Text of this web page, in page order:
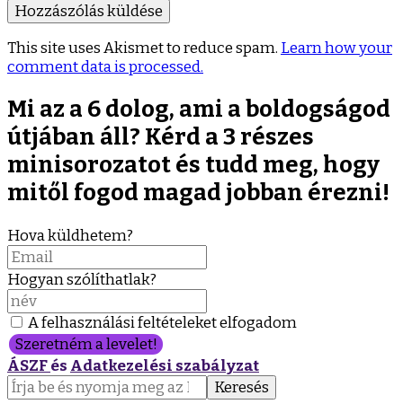
This site uses Akismet to reduce spam. Learn how your
comment data is processed.
Mi az a 6 dolog, ami a boldogságod
útjában áll? Kérd a 3 részes
minisorozatot és tudd meg, hogy
mitől fogod magad jobban érezni!
Hova küldhetem?
Hogyan szólíthatlak?
A felhasználási feltételeket elfogadom
Szeretném a levelet!
ÁSZFés Adatkezelési szabályzat
Keresés: